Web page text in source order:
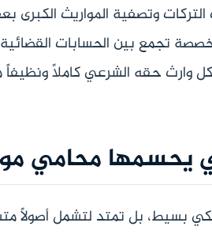
وتصفية المواريث الكبرى
تجمع بين الحسابات القضائية
لكل وارث حقه الشرعي كاملاً
يحسمها محامي
بسيط، بل تمتد لتشمل أصولاً